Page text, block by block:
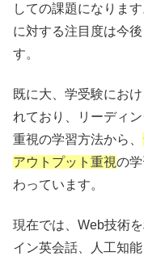
しての課題になりま
に対する注目度は今
す。
既に大、学受験にお
れており、リーディ
重視の学習方法から、
アウトプット重視の
わっています。
現在では、 Web技術
イン英会話、人工知能